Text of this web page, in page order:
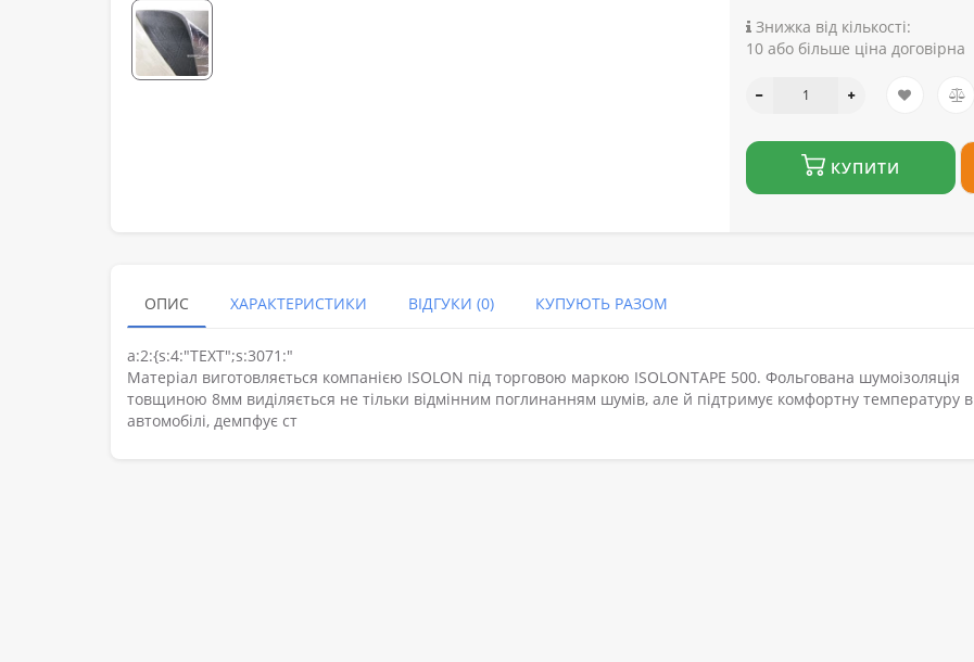
Знижка від кількості:
10 або більше ціна договірна
КУПИТИ
ОПИС ХАРАКТЕРИСТИКИ ВІДГУКИ (0) КУПУЮТЬ РАЗОМ
a:2:{s:4:"TEXT";s:3071:"
Матеріал виготовляється компанією ISOLON під торговою маркою ISOLONTAPE 500. Фольгована шумоізоляція
товщиною 8мм виділяється не тільки відмінним поглинанням шумів, але й підтримує комфортну температуру в
автомобілі, демпфує ст